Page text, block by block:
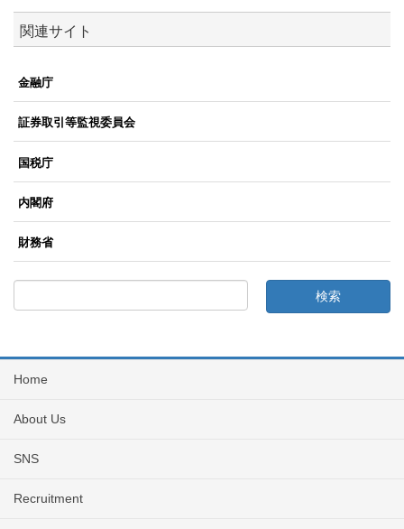
関連サイト
金融庁
証券取引等監視委員会
国税庁
内閣府
財務省
Home
About Us
SNS
Recruitment